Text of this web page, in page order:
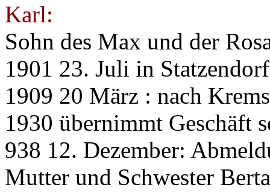
Karl:
Sohn des Max und der
1901 23. Juli in
1909 20 März : nach
1930 übernimmt Geschäft
938 12. Dezember:
Mutter und Schwester